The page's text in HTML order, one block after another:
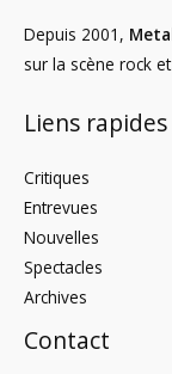
Depuis 2001,
sur la scène rock
Liens rapides
Critiques
Entrevues
Nouvelles
Spectacles
Archives
Contact